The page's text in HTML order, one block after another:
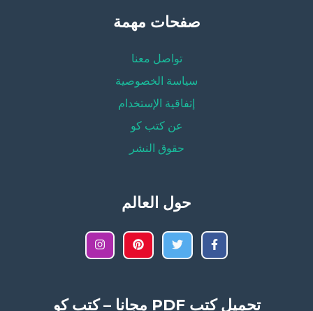
صفحات مهمة
تواصل معنا
سياسة الخصوصية
إتفاقية الإستخدام
عن كتب كو
حقوق النشر
حول العالم
تحميل كتب PDF مجانا – كتب كو